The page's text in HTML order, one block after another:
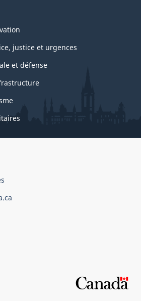
justice et urgences
et défense